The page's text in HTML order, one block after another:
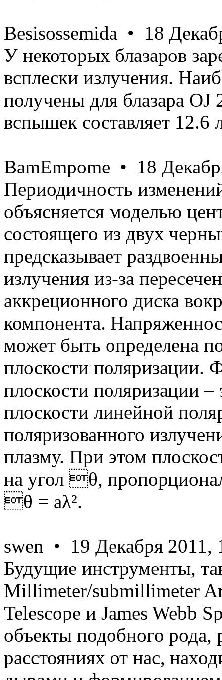
Besisossemida • 18
У некоторых блазаров
всплески излучения.
получены для блазара OJ
вспышек составляет 12.6
BamEmpome • 18
Периодичность
объясняется моделью
состоящего из двух
предсказывает
излучения из-за
аккреционного диска
компонента.
может быть определена
плоскости поляризации.
плоскости поляризации
плоскости линейной
поляризованного
плазму. При этом
на угол θ,
θ = aλ².
swen • 19 Декабря 2011,
Будущие инструменты,
Millimeter/submillimeter
Telescope и James Webb
объекты подобного
расстояниях от нас,